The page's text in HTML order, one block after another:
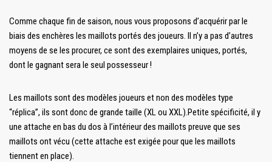
Comme chaque fin de saison, nous vous proposons d’acquérir par le
biais des enchères les maillots portés des joueurs. Il n’y a pas d’autres
moyens de se les procurer, ce sont des exemplaires uniques, portés,
dont le gagnant sera le seul possesseur !
Les maillots sont des modèles joueurs et non des modèles type
“réplica”, ils sont donc de grande taille (XL ou XXL).Petite spécificité, il y
une attache en bas du dos à l’intérieur des maillots preuve que ses
maillots ont vécu (cette attache est exigée pour que les maillots
tiennent en place).